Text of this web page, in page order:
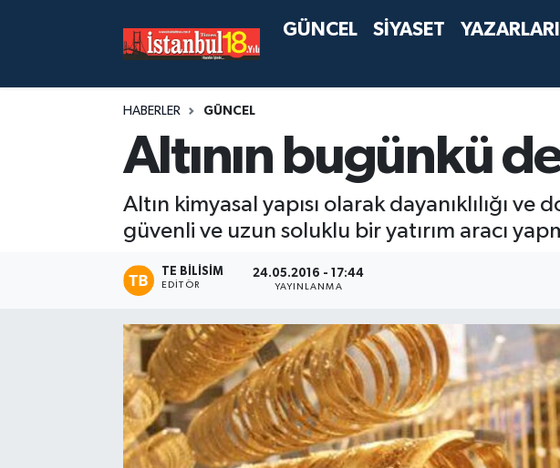
GÜNCEL SİYASET
HABERLER GÜNCEL
Altının bugünkü
Altın kimyasal yapısı olarak dayanıklılığı
güvenli ve uzun soluklu bir yatırım aracı
TE BILISIM
EDITÖR
24.05.2016 - 17:44
YAYINLANMA